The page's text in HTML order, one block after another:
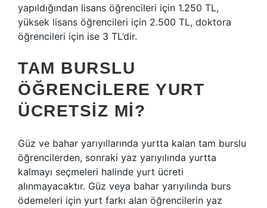
yapıldığından lisans öğrencileri için 1.250 TL,
yüksek lisans öğrencileri için 2.500 TL, doktora
öğrencileri için ise 3 TL’dir.
TAM BURSLU
ÖĞRENCILERE YURT
ÜCRETSIZ MI?
Güz ve bahar yarıyıllarında yurtta kalan tam burslu
öğrencilerden, sonraki yaz yarıyılında yurtta
kalmayı seçmeleri halinde yurt ücreti
alınmayacaktır. Güz veya bahar yarıyılında burs
ödemeleri için yurt farkı alan öğrencilerin yaz